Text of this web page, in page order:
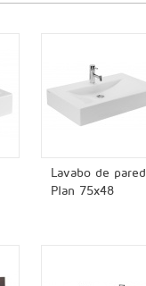
Lavabo de pared
Plan 75x48